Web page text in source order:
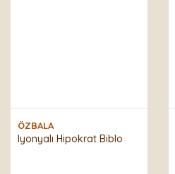
ÖZBALA
Iyonyalı Hipokrat Biblo